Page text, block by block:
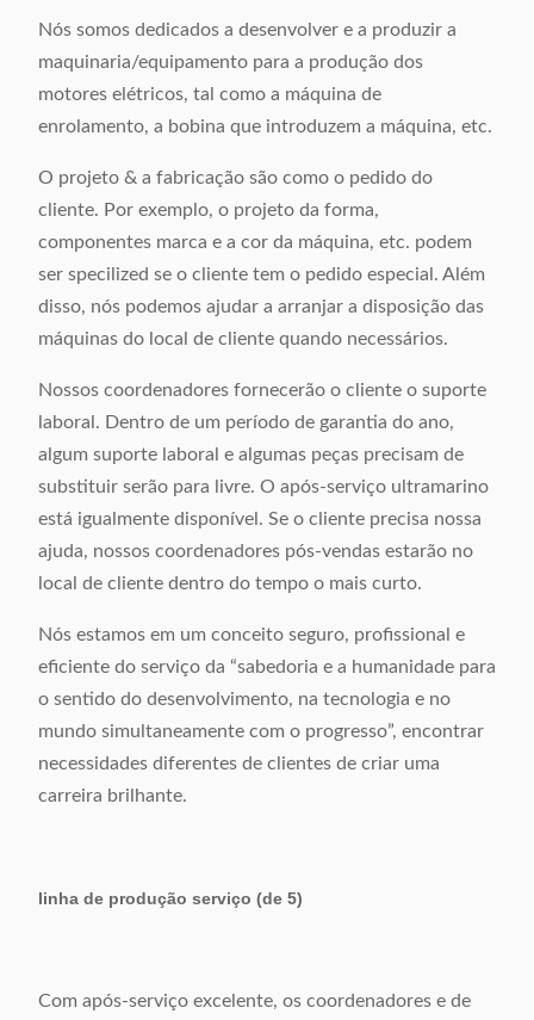
Nós somos dedicados a desenvolver e a produzir a
maquinaria/equipamento para a produção dos
motores elétricos, tal como a máquina de
enrolamento, a bobina que introduzem a máquina, etc.
O projeto & a fabricação são como o pedido do
cliente. Por exemplo, o projeto da forma,
componentes marca e a cor da máquina, etc. podem
ser specilized se o cliente tem o pedido especial. Além
disso, nós podemos ajudar a arranjar a disposição das
máquinas do local de cliente quando necessários.
Nossos coordenadores fornecerão o cliente o suporte
laboral. Dentro de um período de garantia do ano,
algum suporte laboral e algumas peças precisam de
substituir serão para livre. O após-serviço ultramarino
está igualmente disponível. Se o cliente precisa nossa
ajuda, nossos coordenadores pós-vendas estarão no
local de cliente dentro do tempo o mais curto.
Nós estamos em um conceito seguro, profissional e
eficiente do serviço da “sabedoria e a humanidade para
o sentido do desenvolvimento, na tecnologia e no
mundo simultaneamente com o progresso”, encontrar
necessidades diferentes de clientes de criar uma
carreira brilhante.
linha de produção serviço (de 5)
Com após-serviço excelente, os coordenadores e de